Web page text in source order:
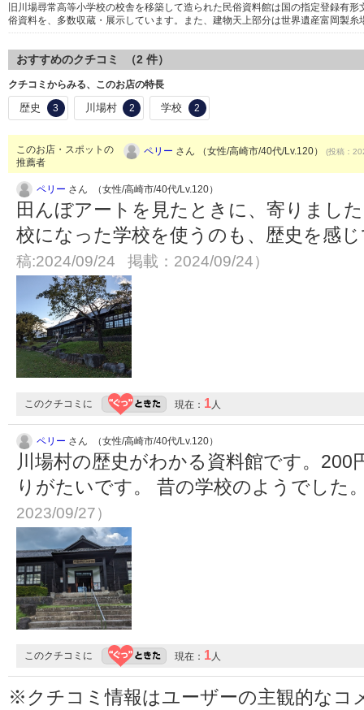
旧川場尋常高等小学校の校舎を移築して造られた民俗資料館は国の指定登録有
俗資料を、多数収蔵・展示しています。また、建物天上部分は世界遺産富岡製
おすすめのクチコミ （2 件）
クチコミからみる、このお店の特長
歴史 3 川場村 2 学校 2
このお店・スポットの
推薦者
ペリー さん （女性/高崎市/40代/Lv.120） (投稿：
ペリー さん （女性/高崎市/40代/Lv.120）
田んぼアートを見たときに、寄りまし
校になった学校を使うのも、歴史を感
稿:2024/09/24 掲載：2024/09/24）
このクチコミに 現在： 1 人
ペリー さん （女性/高崎市/40代/Lv.120）
川場村の歴史がわかる資料館です。200
りがたいです。 昔の学校のようでした
2023/09/27）
このクチコミに 現在： 1 人
※クチコミ情報はユーザーの主観的なコ